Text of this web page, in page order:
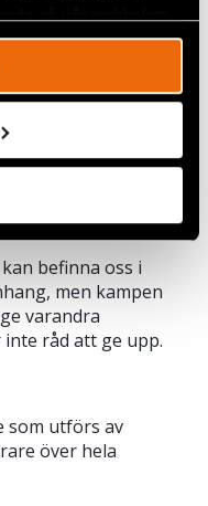
kvinnliga
var alltid
Titta inuti dig
kämpa. Fyll
mående och
hon:
befinna oss i
men kampen
varandra
råd att ge upp.
som utförs av
över hela